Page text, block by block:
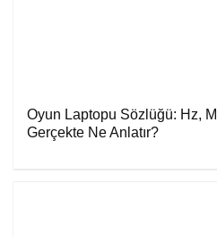
Oyun Laptopu Sözlüğü: Hz,
Gerçekte Ne Anlatır?